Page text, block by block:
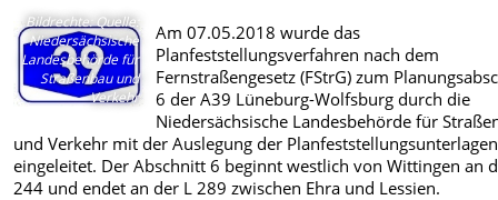
Bildrechte:Quelle:
Niedersächsische
Landesbehörde für
Straßenbau und
Verkehr
Am 07.05.2018 wurde das
Planfeststellungsverfahren nach dem
Fernstraßengesetz (FStrG) zum
6 der A39 Lüneburg-Wolfsburg durch die
Niedersächsische Landesbehörde für
und Verkehr mit der Auslegung der Planfeststellungsunterlagen
eingeleitet. Der Abschnitt 6 beginnt westlich von Wittingen an
244 und endet an der L 289 zwischen Ehra und Lessien.